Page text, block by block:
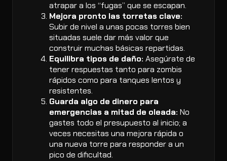
atrapar a los “fugas” que se escapan.
Mejora pronto las torretas clave:
Subir de nivel a unas pocas torres bien
situadas suele dar más valor que
construir muchas básicas repartidas.
Equilibra tipos de daño: Asegúrate de
tener respuestas tanto para zombis
rápidos como para tanques lentos y
resistentes.
Guarda algo de dinero para
emergencias a mitad de oleada: No
gastes todo el presupuesto al inicio; a
veces necesitas una mejora rápida o
una nueva torre para responder a un
pico de dificultad.